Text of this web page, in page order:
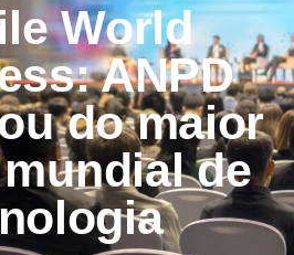
World
ANPD
do maior
de